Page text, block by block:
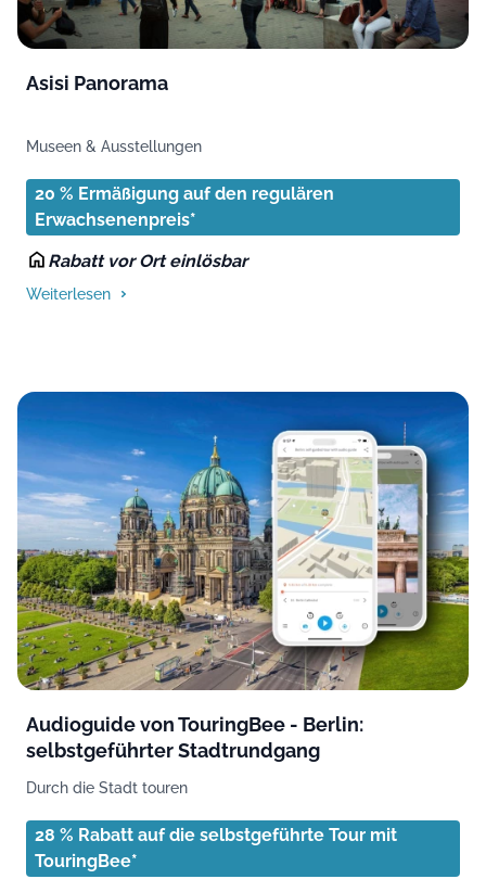
Asisi Panorama
Museen & Ausstellungen
20 % Ermäßigung auf den regulären
Erwachsenenpreis*
Rabatt vor Ort einlösbar
Weiterlesen
Audioguide von TouringBee - Berlin:
selbstgeführter Stadtrundgang
Durch die Stadt touren
28 % Rabatt auf die selbstgeführte Tour mit
TouringBee*